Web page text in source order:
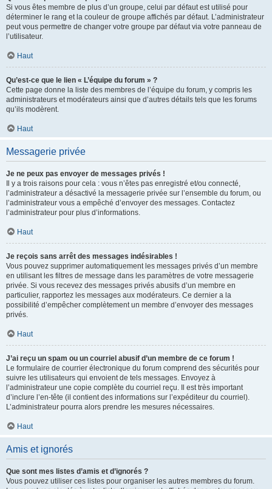
Si vous êtes membre de plus d’un groupe, celui par défaut est utilisé pour
déterminer le rang et la couleur de groupe affichés par défaut. L’administrateur
peut vous permettre de changer votre groupe par défaut via votre panneau de
l’utilisateur.
Haut
Qu’est-ce que le lien « L’équipe du forum » ?
Cette page donne la liste des membres de l’équipe du forum, y compris les
administrateurs et modérateurs ainsi que d’autres détails tels que les forums
qu’ils modèrent.
Haut
Messagerie privée
Je ne peux pas envoyer de messages privés !
Il y a trois raisons pour cela : vous n’êtes pas enregistré et/ou connecté,
l’administrateur a désactivé la messagerie privée sur l’ensemble du forum, ou
l’administrateur vous a empêché d’envoyer des messages. Contactez
l’administrateur pour plus d’informations.
Haut
Je reçois sans arrêt des messages indésirables !
Vous pouvez supprimer automatiquement les messages privés d’un membre
en utilisant les filtres de message dans les paramètres de votre messagerie
privée. Si vous recevez des messages privés abusifs d’un membre en
particulier, rapportez les messages aux modérateurs. Ce dernier a la
possibilité d’empêcher complètement un membre d’envoyer des messages
privés.
Haut
J’ai reçu un spam ou un courriel abusif d’un membre de ce forum !
Le formulaire de courrier électronique du forum comprend des sécurités pour
suivre les utilisateurs qui envoient de tels messages. Envoyez à
l’administrateur une copie complète du courriel reçu. Il est très important
d’inclure l’en-tête (il contient des informations sur l’expéditeur du courriel).
L’administrateur pourra alors prendre les mesures nécessaires.
Haut
Amis et ignorés
Que sont mes listes d’amis et d’ignorés ?
Vous pouvez utiliser ces listes pour organiser les autres membres du forum.